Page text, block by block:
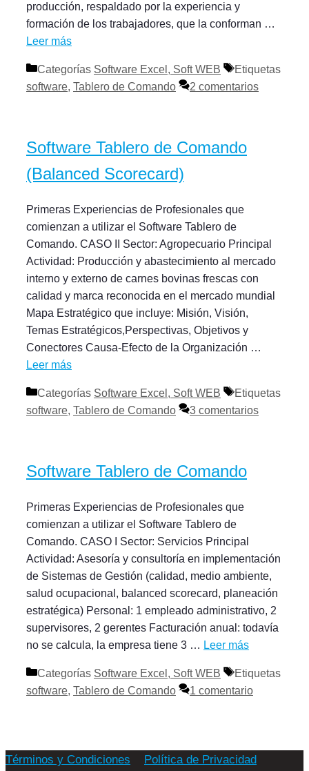
producción, respaldado por la experiencia y
formación de los trabajadores, que la conforman …
Leer más
Categorías Software Excel, Soft WEB
Etiquetas
software, Tablero de Comando 2 comentarios
Software Tablero de Comando
(Balanced Scorecard)
Primeras Experiencias de Profesionales que
comienzan a utilizar el Software Tablero de
Comando. CASO II Sector: Agropecuario Principal
Actividad: Producción y abastecimiento al mercado
interno y externo de carnes bovinas frescas con
calidad y marca reconocida en el mercado mundial
Mapa Estratégico que incluye: Misión, Visión,
Temas Estratégicos,Perspectivas, Objetivos y
Conectores Causa-Efecto de la Organización …
Leer más
Categorías Software Excel, Soft WEB
Etiquetas
software, Tablero de Comando 3 comentarios
Software Tablero de Comando
Primeras Experiencias de Profesionales que
comienzan a utilizar el Software Tablero de
Comando. CASO I Sector: Servicios Principal
Actividad: Asesoría y consultoría en implementación
de Sistemas de Gestión (calidad, medio ambiente,
salud ocupacional, balanced scorecard, planeación
estratégica) Personal: 1 empleado administrativo, 2
supervisores, 2 gerentes Facturación anual: todavía
no se calcula, la empresa tiene 3 … Leer más
Categorías Software Excel, Soft WEB
Etiquetas
software, Tablero de Comando 1 comentario
Términos y Condiciones Política de Privacidad